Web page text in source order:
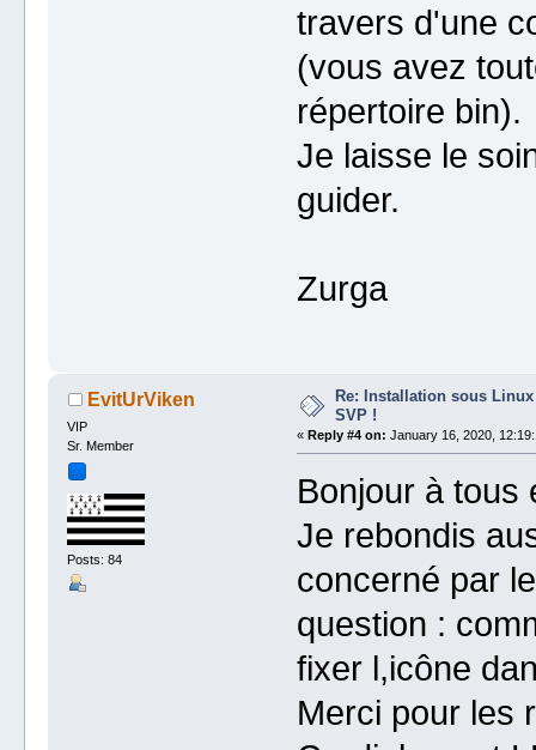
travers d'une
(vous avez
répertoire bin).
Je laisse le
guider.
Zurga
EvitUrViken
VIP
Sr. Member
Posts: 84
Re: Installation sous
SVP !
« Reply #4 on: January 16, 2020,
Bonjour à tous
Je rebondis
concerné par
question :
fixer l,icône
Merci pour les